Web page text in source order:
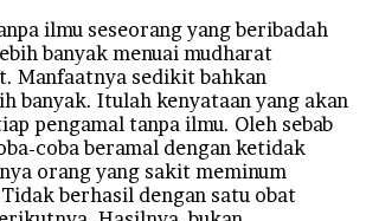
ilmu seseorang yang beribadah
banyak menuai mudharat
Manfaatnya sedikit bahkan
banyak. Itulah kenyataan yang akan
pengamal tanpa ilmu. Oleh sebab
coba beramal dengan ketidak
orang yang sakit meminum
berhasil dengan satu obat